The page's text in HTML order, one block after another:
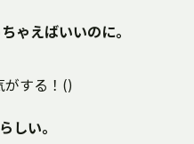
ゃえばいいのに。
がする！()
しい。